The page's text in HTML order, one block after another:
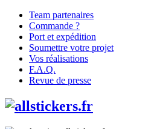
Team partenaires
Commande ?
Port et expédition
Soumettre votre projet
Vos réalisations
F.A.Q.
Revue de presse